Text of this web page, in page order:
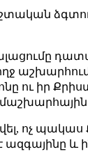
մշտական
իր
ոչ պակաս
և